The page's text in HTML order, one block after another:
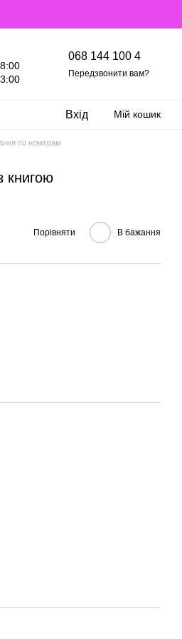
068 144 100 4
Передзвонити вам?
Вхід Мій кошик
по номерам
книгою
Порівняти В бажання